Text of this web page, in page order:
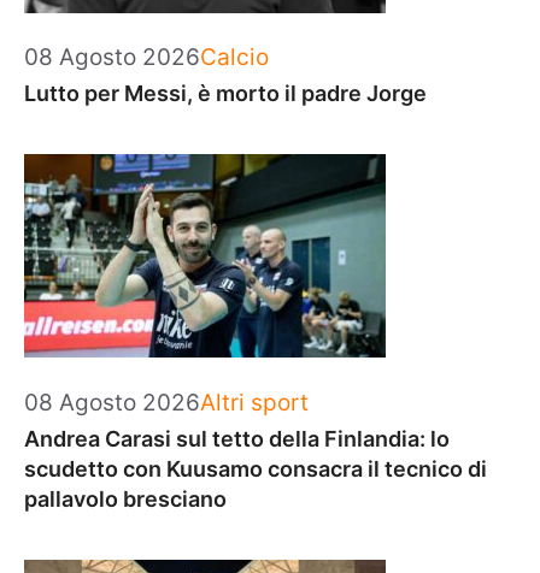
08 Agosto 2026Categorie
Calcio
Lutto per Messi, è morto il padre Jorge
08 Agosto 2026Categorie
Altri sport
Andrea Carasi sul tetto della Finlandia: lo
scudetto con Kuusamo consacra il tecnico di
pallavolo bresciano